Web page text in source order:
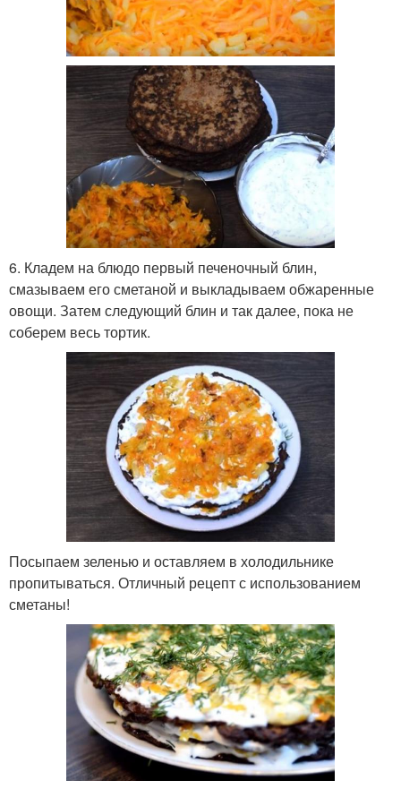
6. Кладем на блюдо первый печеночный блин,
смазываем его сметаной и выкладываем обжаренные
овощи. Затем следующий блин и так далее, пока не
соберем весь тортик.
Посыпаем зеленью и оставляем в холодильнике
пропитываться. Отличный рецепт с использованием
сметаны!